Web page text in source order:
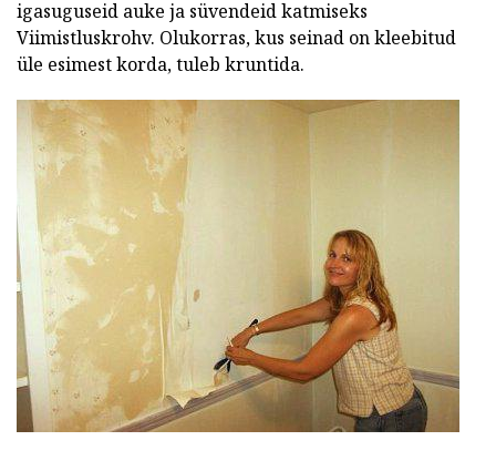
igasuguseid auke ja süvendeid katmiseks
Viimistluskrohv. Olukorras, kus seinad on kleebitud
üle esimest korda, tuleb kruntida.